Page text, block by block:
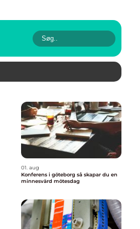
01. aug
Konferens i göteborg så skapar du en
minnesvärd mötesdag